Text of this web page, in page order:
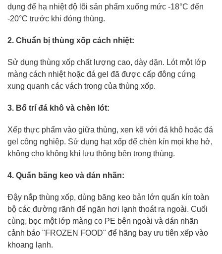
dụng để hạ nhiệt độ lõi sản phẩm xuống mức -18°C đến
-20°C trước khi đóng thùng.
2. Chuẩn bị thùng xốp cách nhiệt:
Sử dụng thùng xốp chất lượng cao, dày dặn. Lót một lớp
màng cách nhiệt hoặc đá gel đã được cấp đông cứng
xung quanh các vách trong của thùng xốp.
3. Bố trí đá khô và chèn lót:
Xếp thực phẩm vào giữa thùng, xen kẽ với đá khô hoặc đá
gel công nghiệp. Sử dụng hạt xốp để chèn kín mọi khe hở,
không cho không khí lưu thông bên trong thùng.
4. Quấn băng keo và dán nhãn:
Đậy nắp thùng xốp, dùng băng keo bản lớn quấn kín toàn
bộ các đường rãnh để ngăn hơi lạnh thoát ra ngoài. Cuối
cùng, bọc một lớp màng co PE bên ngoài và dán nhãn
cảnh báo "FROZEN FOOD" để hãng bay ưu tiên xếp vào
khoang lạnh.